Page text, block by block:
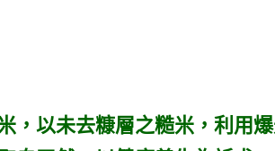
，以未去糠層之糙米，利用